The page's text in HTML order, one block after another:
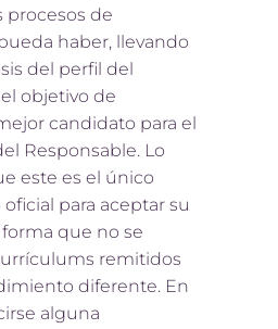
procesos de
haber, llevando
del perfil del
objetivo de
candidato para el
Responsable. Lo
este es el único
para aceptar su
que no se
remitidos
diferente. En
alguna